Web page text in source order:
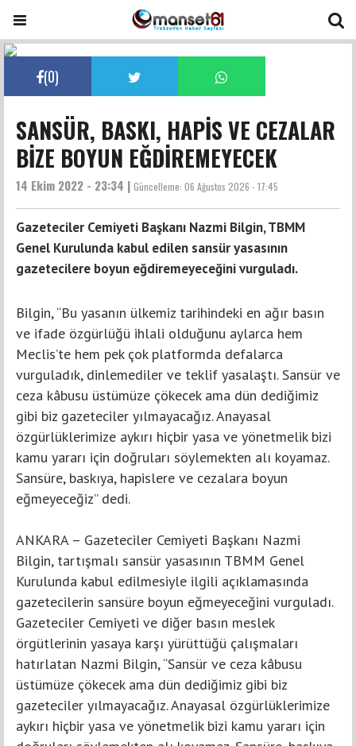
(0)
SANSÜR, BASKI, HAPİS VE CEZALAR
BİZE BOYUN EĞDİREMEYECEK
14 Ekim 2022 - 23:34 | Güncelleme: 06 Ağustos 2026 - 17:45
Gazeteciler Cemiyeti Başkanı Nazmi Bilgin, TBMM
Genel Kurulunda kabul edilen sansür yasasının
gazetecilere boyun eğdiremeyeceğini vurguladı.
Bilgin, “Bu yasanın ülkemiz tarihindeki en ağır basın
ve ifade özgürlüğü ihlali olduğunu aylarca hem
Meclis’te hem pek çok platformda defalarca
vurguladık, dinlemediler ve teklif yasalaştı. Sansür ve
ceza kâbusu üstümüze çökecek ama dün dediğimiz
gibi biz gazeteciler yılmayacağız. Anayasal
özgürlüklerimize aykırı hiçbir yasa ve yönetmelik bizi
kamu yararı için doğruları söylemekten alı koyamaz.
Sansüre, baskıya, hapislere ve cezalara boyun
eğmeyeceğiz” dedi.
ANKARA – Gazeteciler Cemiyeti Başkanı Nazmi
Bilgin, tartışmalı sansür yasasının TBMM Genel
Kurulunda kabul edilmesiyle ilgili açıklamasında
gazetecilerin sansüre boyun eğmeyeceğini vurguladı.
Gazeteciler Cemiyeti ve diğer basın meslek
örgütlerinin yasaya karşı yürüttüğü çalışmaları
hatırlatan Nazmi Bilgin, “Sansür ve ceza kâbusu
üstümüze çökecek ama dün dediğimiz gibi biz
gazeteciler yılmayacağız. Anayasal özgürlüklerimize
aykırı hiçbir yasa ve yönetmelik bizi kamu yararı için